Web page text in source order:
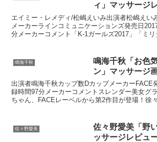
ィ」マッサージ
エイミー・レメディ/松嶋えいみ出演者松嶋えい
メーカーラインコミュニケーションズ発売日
分メーカーコメント「K-1ガールズ2017」「ミリ
鳴海千秋
鳴海千秋「お色
ン」マッサージ
出演者鳴海千秋カップ数DカップメーカーFACE
録時間97分メーカーコメントスレンダー美女グ
ちゃん、FACEレーベルから第2作目が登場！徐
佐々野愛美
佐々野愛美「野
ッサージレビュ